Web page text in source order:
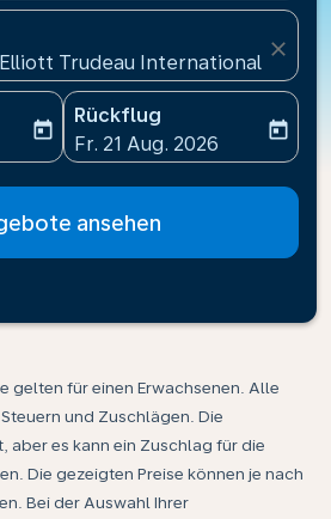
Trudeau International
close
date-aria-label
today
Rückflug
fc-booking-return-date-
Fr. 21 Aug. 2026
today
ansehen
gelten für einen Erwachsenen. Alle
und Zuschlägen. Die
es kann ein Zuschlag für die
Die gezeigten Preise können je nach
Bei der Auswahl Ihrer